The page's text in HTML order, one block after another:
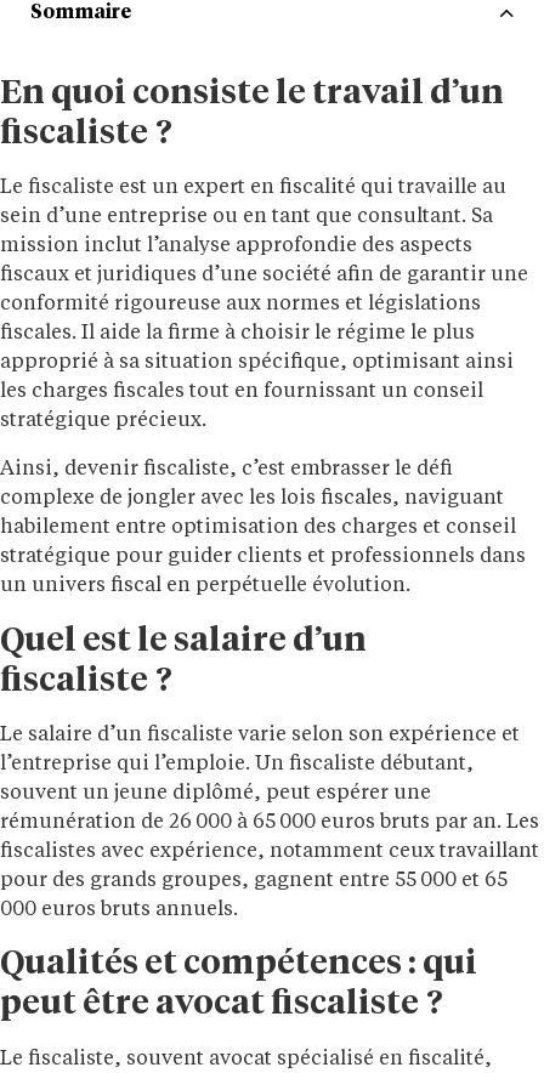
En quoi consiste le travail d’un
fiscaliste ?
Le fiscaliste est un expert en fiscalité qui travaille au
sein d’une entreprise ou en tant que consultant. Sa
mission inclut l’analyse approfondie des aspects
fiscaux et juridiques d’une société afin de garantir une
conformité rigoureuse aux normes et législations
fiscales. Il aide la firme à choisir le régime le plus
approprié à sa situation spécifique, optimisant ainsi
les charges fiscales tout en fournissant un conseil
stratégique précieux.
Ainsi, devenir fiscaliste, c’est embrasser le défi
complexe de jongler avec les lois fiscales, naviguant
habilement entre optimisation des charges et conseil
stratégique pour guider clients et professionnels dans
un univers fiscal en perpétuelle évolution.
Quel est le salaire d’un
fiscaliste ?
Le salaire d’un fiscaliste varie selon son expérience et
l’entreprise qui l’emploie. Un fiscaliste débutant,
souvent un jeune diplômé, peut espérer une
rémunération de 26 000 à 65 000 euros bruts par an. Les
fiscalistes avec expérience, notamment ceux travaillant
pour des grands groupes, gagnent entre 55 000 et 65
000 euros bruts annuels.
Qualités et compétences : qui
peut être avocat fiscaliste ?
Le fiscaliste, souvent avocat spécialisé en fiscalité,
Sommaire